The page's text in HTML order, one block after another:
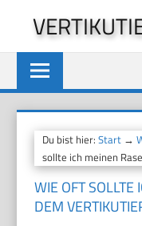
springen
Du bist hier:Start →
sollte ich meinen
WIE OFT
DEM